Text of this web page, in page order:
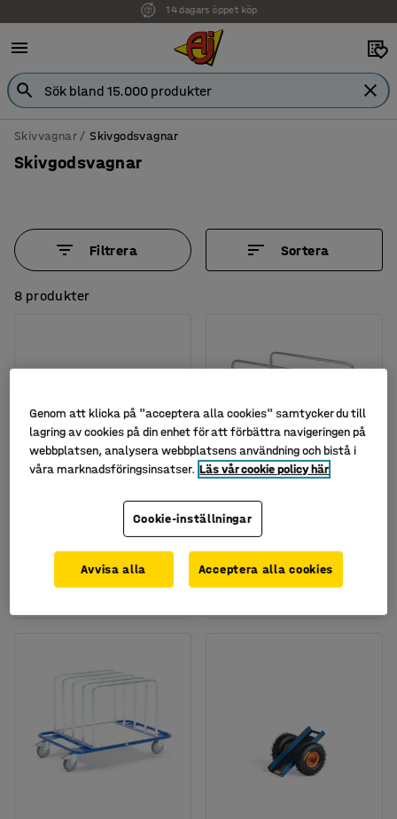
Faktura för företag
Skivvagnar Skivgodsvagnar
Skivgodsvagnar
Filtrera Sortera
8 produkter
Skivvagn, 1250x800 mm,
Art. nr:256451
2 395 kr KÖP
Skivvagn TURN,
1250x700 mm
Art. nr:25868
3 795 kr KÖP
Genom att klicka på "acceptera alla cookies" samtycker du till
lagring av cookies på din enhet för att förbättra navigeringen på
webbplatsen, analysera webbplatsens användning och bistå i
våra marknadsföringsinsatser. Läs vår cookie policy här
Cookie-inställningar
Avvisa alla Acceptera alla cookies